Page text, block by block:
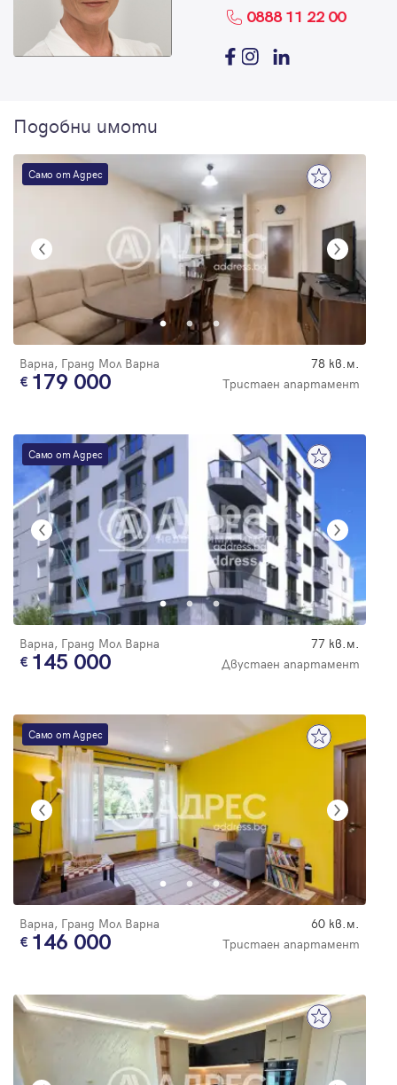
0888 11 22 00
Подобни имоти
Само от Адрес
Варна, Гранд Мол Варна 78 кв.м.
179 000 Тристаен апартамент
Само от Адрес
Варна, Гранд Мол Варна 77 кв.м.
145 000 Двустаен апартамент
Само от Адрес
Варна, Гранд Мол Варна 60 кв.м.
146 000 Тристаен апартамент